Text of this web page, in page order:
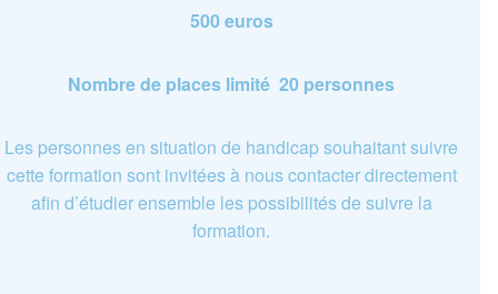
500 euros
Nombre de places limité 20 personnes
Les personnes en situation de handicap souhaitant suivre
cette formation sont invitées à nous contacter directement
afin d’étudier ensemble les possibilités de suivre la
formation.